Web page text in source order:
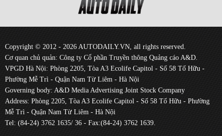
Copyright © 2012 - 2026 AUTODAILY.VN, all rights reserved.
Cơ quan chủ quản: Công ty Cổ phần Truyền thông Quảng cáo A&D.
VPGD Hà Nội: Phòng 2205, Tòa A3 Ecolife Capitol - Số 58 Tố Hữu -
Phường Mễ Trì - Quận Nam Từ Liêm - Hà Nội
Governing body: A&D Media Advertising Joint Stock Company
Address: Phòng 2205, Tòa A3 Ecolife Capitol - Số 58 Tố Hữu - Phường
Mễ Trì - Quận Nam Từ Liêm - Hà Nội
Tel: (84-24) 3762 1635/ 36 - Fax:(84-24) 3762 1639.